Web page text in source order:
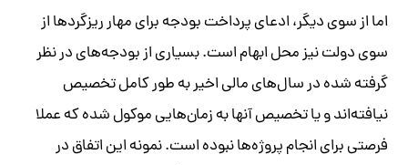
اما از سوی دیگر، ادعای پرداخت بودجه برای مهار ریزگردها از
سوی دولت نیز محل ابهام است. بسیاری از بودجه‌های در نظر
گرفته شده در سال‌های مالی اخیر به طور کامل تخصیص
نیافته‌اند و یا تخصیص آنها به زمان‌هایی موکول شده که عملا
فرصتی برای انجام پروژه‌ها نبوده است. نمونه این اتفاق در